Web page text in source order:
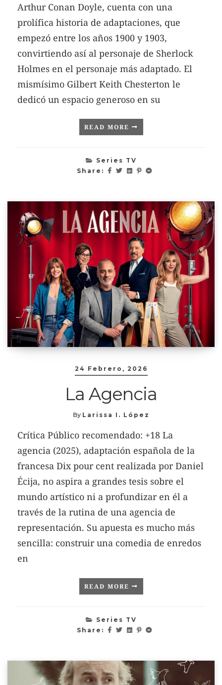
Arthur Conan Doyle, cuenta con una
prolífica historia de adaptaciones, que
empezó entre los años 1900 y 1903,
convirtiendo así al personaje de Sherlock
Holmes en el personaje más adaptado. El
mismísimo Gilbert Keith Chesterton le
dedicó un espacio generoso en su
READ MORE
Series TV
Share:
24 Febrero, 2026
La Agencia
By Larissa I. López
Crítica Público recomendado: +18 La
agencia (2025), adaptación española de la
francesa Dix pour cent realizada por Daniel
Écija, no aspira a grandes tesis sobre el
mundo artístico ni a profundizar en él a
través de la rutina de una agencia de
representación. Su apuesta es mucho más
sencilla: construir una comedia de enredos
en
READ MORE
Series TV
Share: